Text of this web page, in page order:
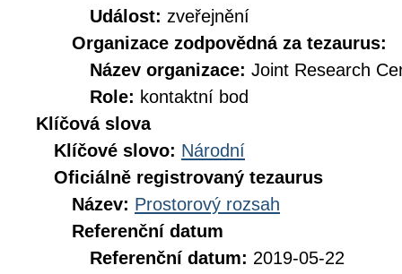
Událost: zveřejnění
Organizace zodpovědná za tezaurus:
Název organizace: Joint Research
Role: kontaktní bod
Klíčová slova
Klíčové slovo: Národní
Oficiálně registrovaný tezaurus
Název: Prostorový rozsah
Referenční datum
Referenční datum: 2019-05-22